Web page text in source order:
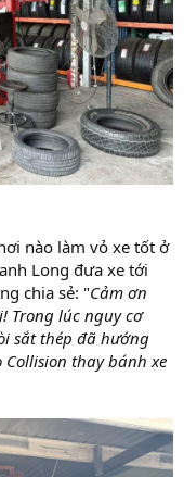
nào làm vỏ xe tốt ở
Long đưa xe tới
chia sẻ: "Cảm ơn
Trong lúc nguy cơ
sắt thép đã hướng
thay bánh xe